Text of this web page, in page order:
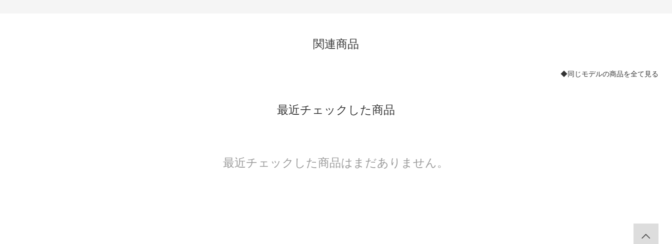
関連商品
◆同じモデルの商品を全て見る
最近チェックした商品
最近チェックした商品はまだありません。